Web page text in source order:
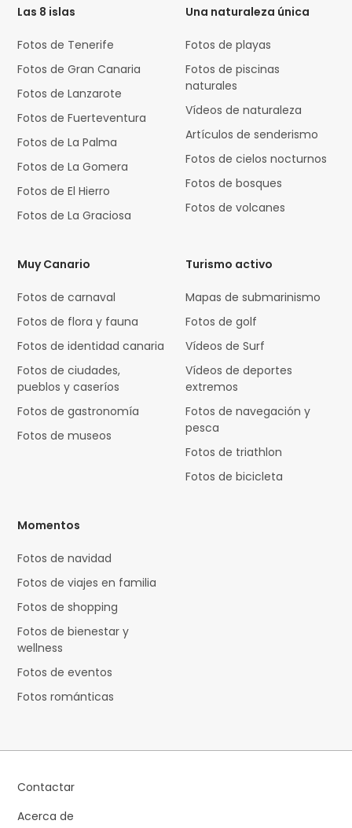
Las 8 islas
Fotos de Tenerife
Fotos de Gran Canaria
Fotos de Lanzarote
Fotos de Fuerteventura
Fotos de La Palma
Fotos de La Gomera
Fotos de El Hierro
Fotos de La Graciosa
Una naturaleza única
Fotos de playas
Fotos de piscinas
naturales
Vídeos de naturaleza
Artículos de senderismo
Fotos de cielos nocturnos
Fotos de bosques
Fotos de volcanes
Muy Canario
Fotos de carnaval
Fotos de flora y fauna
Fotos de identidad canaria
Fotos de ciudades,
pueblos y caseríos
Fotos de gastronomía
Fotos de museos
Turismo activo
Mapas de submarinismo
Fotos de golf
Vídeos de Surf
Vídeos de deportes
extremos
Fotos de navegación y
pesca
Fotos de triathlon
Fotos de bicicleta
Momentos
Fotos de navidad
Fotos de viajes en familia
Fotos de shopping
Fotos de bienestar y
wellness
Fotos de eventos
Fotos románticas
Contactar
Acerca de